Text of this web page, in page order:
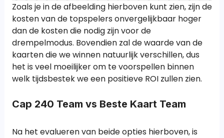
Zoals je in de afbeelding hierboven kunt zien, zijn de
kosten van de topspelers onvergelijkbaar hoger
dan de kosten die nodig zijn voor de
drempelmodus. Bovendien zal de waarde van de
kaarten die we winnen natuurlijk verschillen, dus
het is veel moeilijker om te voorspellen binnen
welk tijdsbestek we een positieve ROI zullen zien.
Cap 240 Team vs Beste Kaart Team
Na het evalueren van beide opties hierboven, is